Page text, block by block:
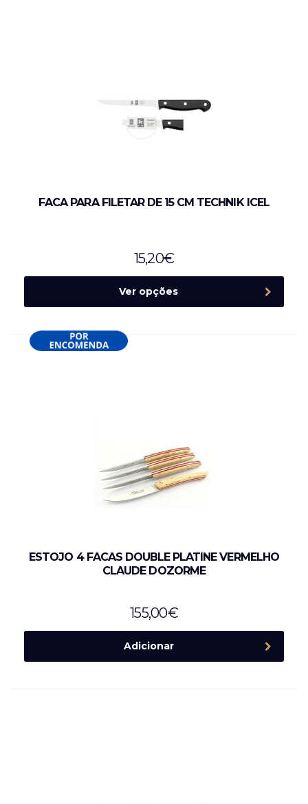
FACA PARA FILETAR DE 15 CM TECHNIK ICEL
15,20€
Ver opções
ESTOJO 4 FACAS DOUBLE PLATINE VERMELHO
CLAUDE DOZORME
155,00€
Adicionar